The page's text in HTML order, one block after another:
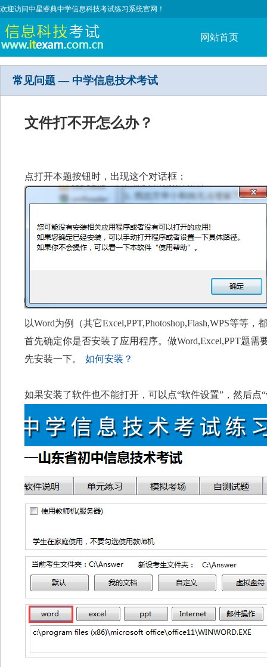
欢迎访问中星睿典中学信息科技考试练习系统官网！
网站首页
常见问题 — 中学信息技术考试
文件打不开怎么办？
点打开本题按钮时，出现这个对话框：
以Word为例（其它Excel,PPT,Photoshop,Flash,WPS等等，
首先确定你是否安装了应用程序。做Word,Excel,PPT题
先安装一下。
如何安装？
如果安装了软件也不能打开，可以点“软件设置”，然后点